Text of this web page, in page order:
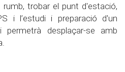
rumb, trobar el punt d'estació,
i l’estudi i preparació d'un
desplaçar-se amb